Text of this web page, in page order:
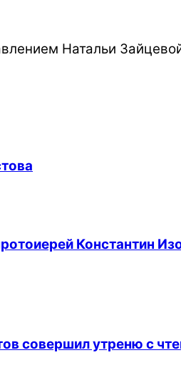
Натальи
Константин
совершил утреню с